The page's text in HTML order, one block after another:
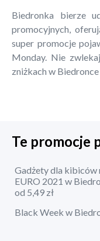
Biedronka bierze
promocyjnych,
super promocje
Monday. Nie
zniżkach w
Te promocje
Gadżety dla kibiców
EURO 2021 w
od 5,49 zł
Black Week w